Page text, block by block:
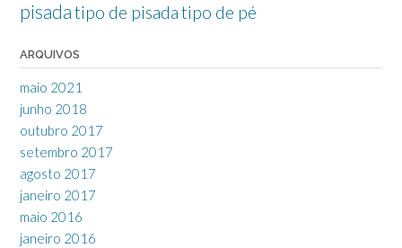
pisadatipo de pisadatipo de pé
ARQUIVOS
maio 2021
junho 2018
outubro 2017
setembro 2017
agosto 2017
janeiro 2017
maio 2016
janeiro 2016